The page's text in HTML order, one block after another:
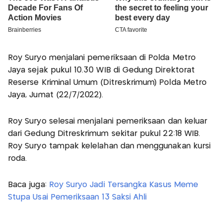
Roy Suryo menjalani pemeriksaan di Polda Metro
Jaya sejak pukul 10.30 WIB di Gedung Direktorat
Reserse Kriminal Umum (Ditreskrimum) Polda Metro
Jaya, Jumat (22/7/2022).
Roy Suryo selesai menjalani pemeriksaan dan keluar
dari Gedung Ditreskrimum sekitar pukul 22:18 WIB.
Roy Suryo tampak kelelahan dan menggunakan kursi
roda.
Baca juga: Roy Suryo Jadi Tersangka Kasus Meme
Stupa Usai Pemeriksaan 13 Saksi Ahli